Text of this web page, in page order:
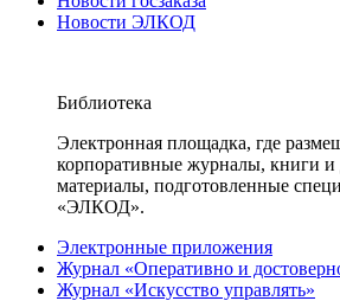
Новости ЭЛКОД
Библиотека
Электронная площадка, где
корпоративные журналы, книги и
материалы, подготовленные
«ЭЛКОД».
Электронные приложения
Журнал «Оперативно и
Журнал «Искусство управлять»